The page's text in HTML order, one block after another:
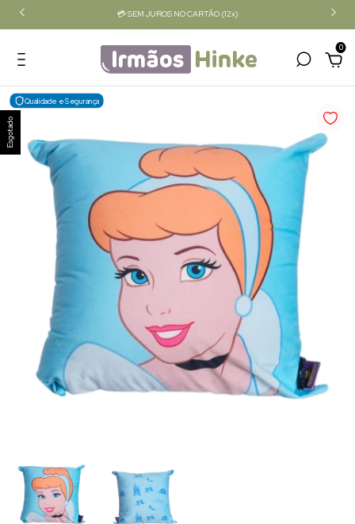
💳 SEM JUROS NO CARTÃO (12x)
0
Esgotado
Qualidade e Segurança